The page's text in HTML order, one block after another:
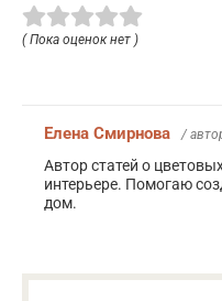
( Пока оценок нет )
Елена Смирнова /
Автор статей о
интерьере. Помогаю
дом.